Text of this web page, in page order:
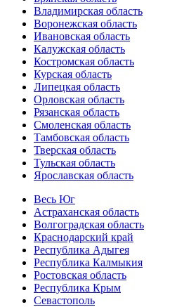
Владимирская область
Воронежская область
Ивановская область
Калужская область
Костромская область
Курская область
Липецкая область
Орловская область
Рязанская область
Смоленская область
Тамбовская область
Тверская область
Тульская область
Ярославская область
Весь Юг
Астраханская область
Волгоградская область
Краснодарский край
Республика Адыгея
Республика Калмыкия
Ростовская область
Республика Крым
Севастополь